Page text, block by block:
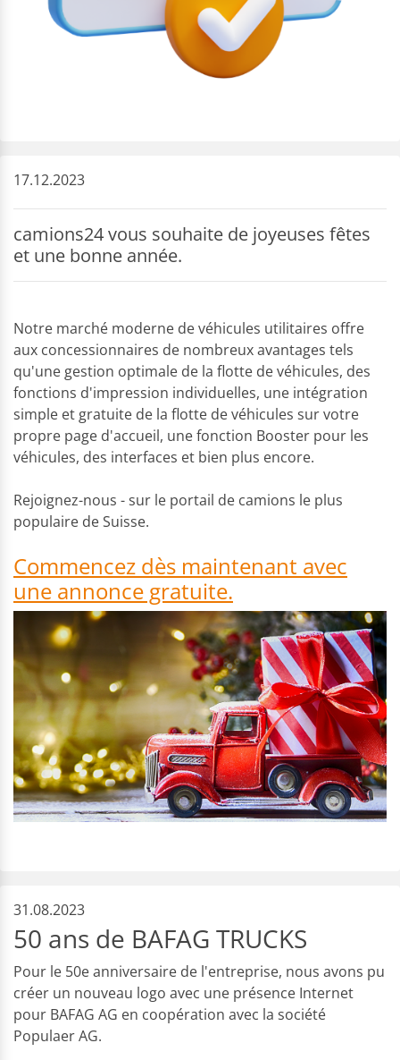
17.12.2023
camions24 vous souhaite de joyeuses fêtes
et une bonne année.
Notre marché moderne de véhicules utilitaires offre
aux concessionnaires de nombreux avantages tels
qu'une gestion optimale de la flotte de véhicules, des
fonctions d'impression individuelles, une intégration
simple et gratuite de la flotte de véhicules sur votre
propre page d'accueil, une fonction Booster pour les
véhicules, des interfaces et bien plus encore.
Rejoignez-nous - sur le portail de camions le plus
populaire de Suisse.
Commencez dès maintenant avec
une annonce gratuite.
31.08.2023
50 ans de BAFAG TRUCKS
Pour le 50e anniversaire de l'entreprise, nous avons pu
créer un nouveau logo avec une présence Internet
pour BAFAG AG en coopération avec la société
Populaer AG.